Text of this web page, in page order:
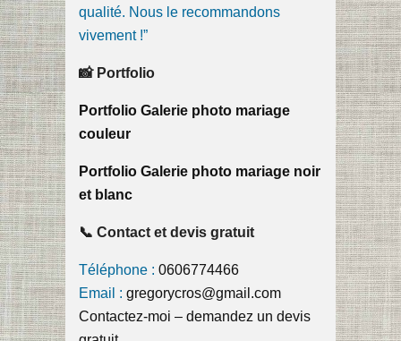
qualité. Nous le recommandons
vivement !”
📸 Portfolio
Portfolio Galerie photo mariage
couleur
Portfolio Galerie photo mariage noir
et blanc
📞 Contact et devis gratuit
Téléphone : 0606774466
Email : gregorycros@gmail.com
Contactez-moi – demandez un devis